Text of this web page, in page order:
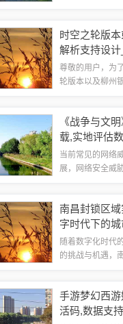
内特定区域的管
时空之轮版
解析支持设
尊敬的用户，为
轮版本以及柳州
程指导您进行免
《战争与文
载,实地评估
当前常见的网络
展，网络安全威
播，破坏计算机
南昌封锁区
字时代下的
享观察
随着数字化时代
的挑战与机遇，
人在娱乐消费领
手游梦幻西
活码,数据支